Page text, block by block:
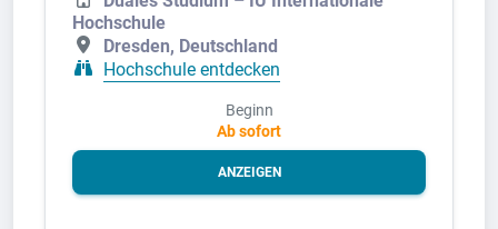
Hochschule
Dresden, Deutschland
Hochschule entdecken
Beginn
Ab sofort
ANZEIGEN